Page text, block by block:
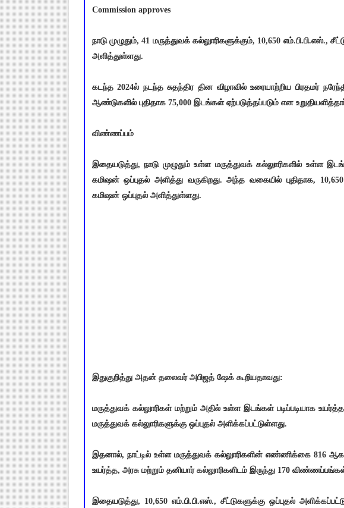
Commission approves
நாடு முழுதும், 41 மருத்துவக் கல்லுாரிகளுக்கும், 10,650 எம்.பி.பி.எஸ்.,
அளித்துள்ளது.
கடந்த 2024ல் நடந்த சுதந்திர தின விழாவில் உரையாற்றிய பிரதமர்
ஆண்டுகளில் புதிதாக 75,000 இடங்கள் ஏற்படுத்தப்படும் என
விண்ணப்பம்
இதையடுத்து, நாடு முழுதும் உள்ள மருத்துவக் கல்லுாரிகளில் உள்ள
கமிஷன் ஒப்புதல் அளித்து வருகிறது. அந்த வகையில் புதிதாக,
கமிஷன் ஒப்புதல் அளித்துள்ளது.
இதுகுறித்து அதன் தலைவர் அபிஜத் ஷேக் கூறியதாவது:
மருத்துவக் கல்லுாரிகள் மற்றும் அதில் உள்ள இடங்கள் படிப்படியாக
மருத்துவக் கல்லுாரிகளுக்கு ஒப்புதல் அளிக்கப்பட்டுள்ளது.
இதனால், நாட்டில் உள்ள மருத்துவக் கல்லுாரிகளின் எண்ணிக்கை 816
உயர்த்த, அரசு மற்றும் தனியார் கல்லுாரிகளிடம் இருந்து 170
இதையடுத்து, 10,650 எம்.பி.பி.எஸ்., சீட்டுகளுக்கு ஒப்புதல்